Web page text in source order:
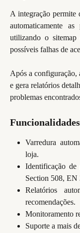
A integração permite
automaticamente
utilizando o
possíveis falhas de
Após a configuração,
e gera relatórios
problemas
Funcionalidades
Varredura
loja.
Identificação
Section 508, EN
Relatórios
recomendações.
Monitoramento
Suporte a mais